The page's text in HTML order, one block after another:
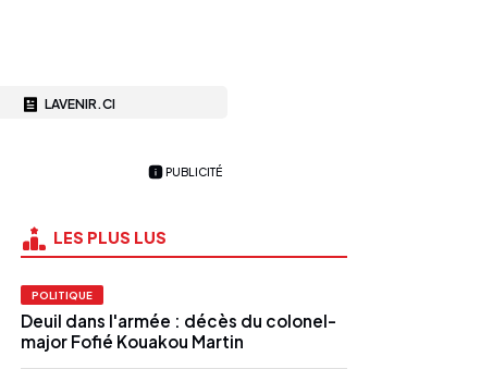
LAVENIR.CI
PUBLICITÉ
LES PLUS LUS
POLITIQUE
Deuil dans l'armée : décès du colonel-
major Fofié Kouakou Martin